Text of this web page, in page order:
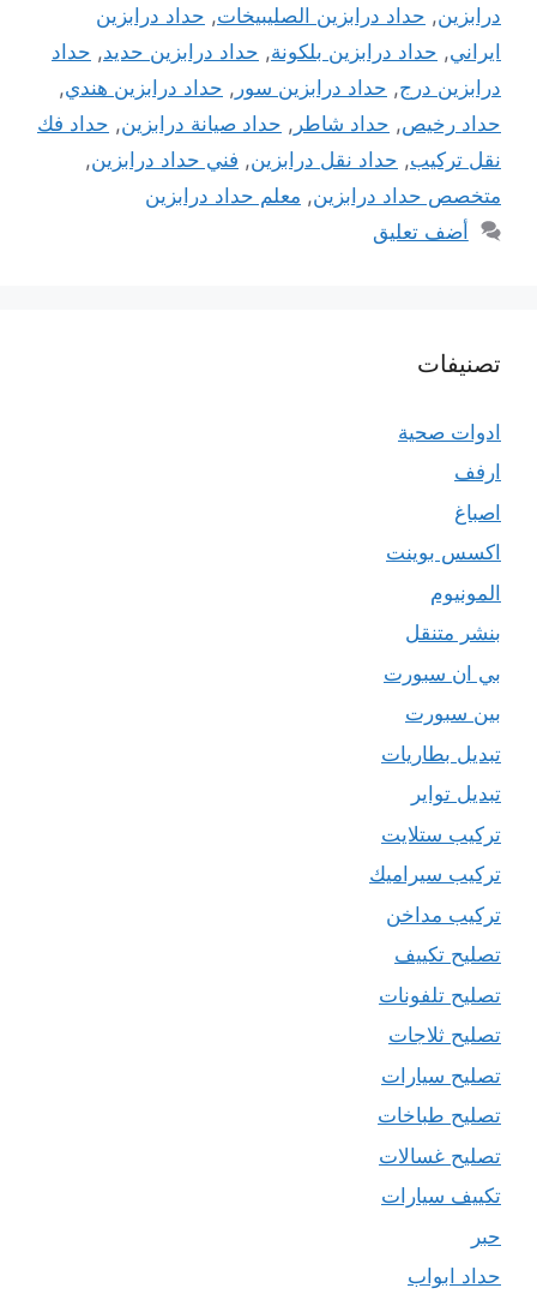
درابزين, حداد درابزين الصليبيخات, حداد درابزين
ايراني, حداد درابزين بلكونة, حداد درابزين حديد, حداد
درابزين درج, حداد درابزين سور , حداد درابزين هندي,
حداد رخيص, حداد شاطر , حداد صيانة درابزين, حداد فك
نقل تركيب, حداد نقل درابزين, فني حداد درابزين,
متخصص حداد درابزين, معلم حداد درابزين
أضف تعليق
تصنيفات
ادوات صحية
ارفف
اصباغ
اكسس بوينت
المونيوم
بنشر متنقل
بي ان سبورت
بين سبورت
تبديل بطاريات
تبديل تواير
تركيب ستلايت
تركيب سيراميك
تركيب مداخن
تصليح تكييف
تصليح تلفونات
تصليح ثلاجات
تصليح سيارات
تصليح طباخات
تصليح غسالات
تكييف سيارات
حبر
حداد ابواب